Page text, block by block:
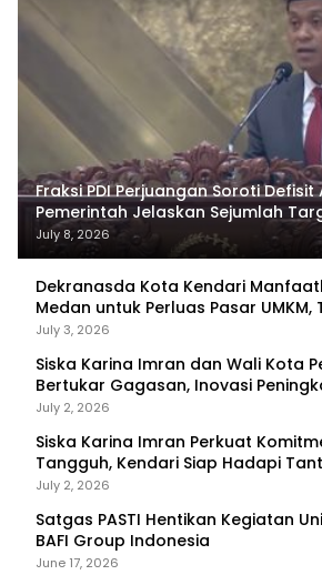
Fraksi PDI Perjuangan Soroti Defisit
Pemerintah Jelaskan Sejumlah
Tercapai
July 8, 2026
Dekranasda Kota Kendari
Medan untuk Perluas Pasar UMKM,
Primadona
July 3, 2026
Siska Karina Imran dan Wali Kota
Bertukar Gagasan, Inovasi
Fokus Diskusi
July 2, 2026
Siska Karina Imran Perkuat
Tangguh, Kendari Siap Hadapi
dan Bencana
July 2, 2026
Satgas PASTI Hentikan Kegiatan
BAFI Group Indonesia
June 17, 2026